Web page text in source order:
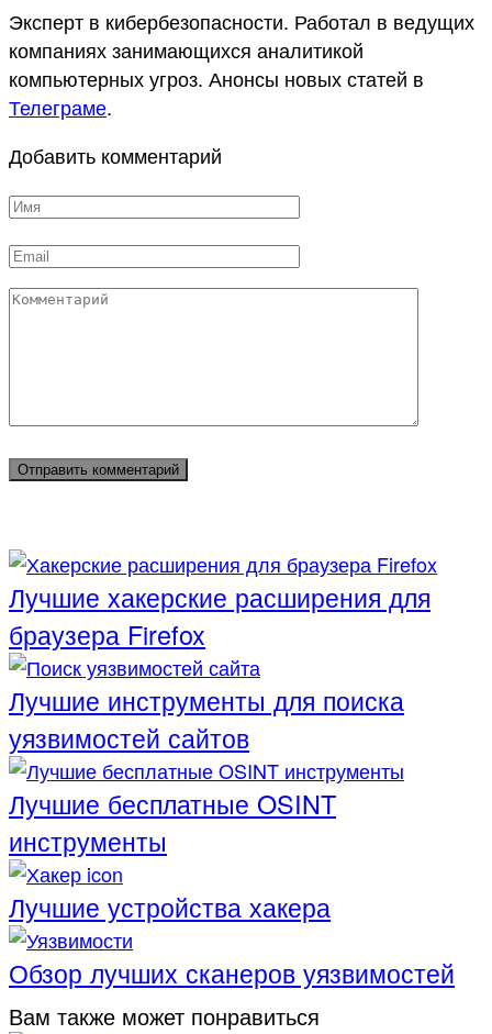
Эксперт в кибербезопасности. Работал в ведущих
компаниях занимающихся аналитикой
компьютерных угроз. Анонсы новых статей в
Телеграме.
Добавить комментарий
Имя
Email
*
Комментарий
Лучшие хакерские расширения для
браузера Firefox
Лучшие инструменты для поиска
уязвимостей сайтов
Лучшие бесплатные OSINT
инструменты
Лучшие устройства хакера
Обзор лучших сканеров уязвимостей
Вам также может понравиться